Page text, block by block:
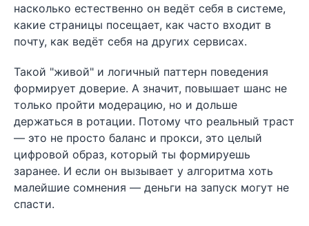
насколько естественно он ведёт себя в системе,
какие страницы посещает, как часто входит в
почту, как ведёт себя на других сервисах.
Такой "живой" и логичный паттерн поведения
формирует доверие. А значит, повышает шанс не
только пройти модерацию, но и дольше
держаться в ротации. Потому что реальный траст
— это не просто баланс и прокси, это целый
цифровой образ, который ты формируешь
заранее. И если он вызывает у алгоритма хоть
малейшие сомнения — деньги на запуск могут не
спасти.